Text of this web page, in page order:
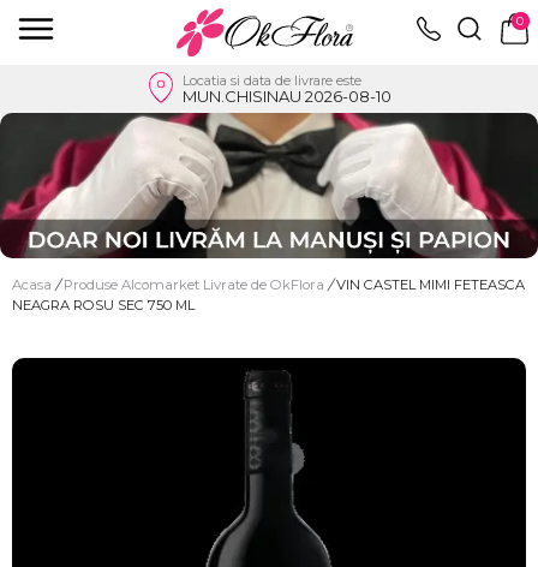
0
Locatia si data de livrare este
MUN.CHISINAU 2026-08-10
Acasa / Produse Alcomarket Livrate de OkFlora / VIN CASTEL MIMI FETEASCA
NEAGRA ROSU SEC 750 ML